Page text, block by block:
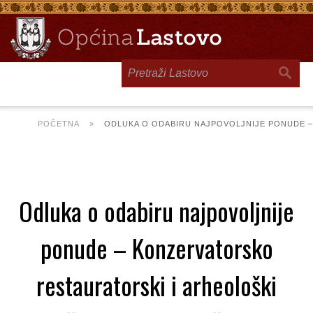
POČETNA » ODLUKA O ODABIRU NAJPOVOLJNIJE PONUDE
Odluka o odabiru najpovoljnije
ponude – Konzervatorsko
restauratorski i arheološki